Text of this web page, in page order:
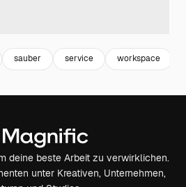
sauber service workspace
deine beste Arbeit zu verwirklichen.
unter Kreativen, Unternehmen,